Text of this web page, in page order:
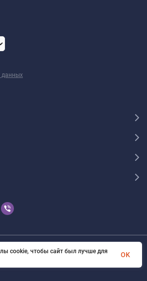
данных
InSale. Все права защищены
cookie, чтобы сайт был лучше для
OK